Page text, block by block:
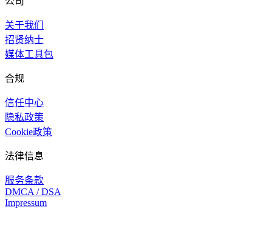
关于我们
招贤纳士
媒体工具包
合规
信任中心
隐私政策
Cookie政策
法律信息
服务条款
DMCA / DSA
Impressum